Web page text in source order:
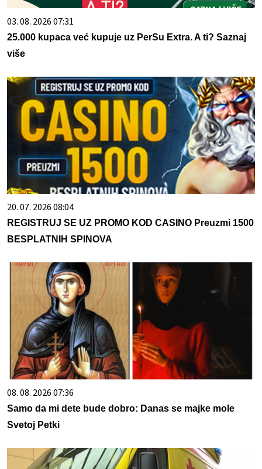
03. 08. 2026 07:31
25.000 kupaca već kupuje uz PerSu Extra. A ti? Saznaj
više
20. 07. 2026 08:04
REGISTRUJ SE UZ PROMO KOD CASINO Preuzmi 1500
BESPLATNIH SPINOVA
08. 08. 2026 07:36
Samo da mi dete bude dobro: Danas se majke mole
Svetoj Petki